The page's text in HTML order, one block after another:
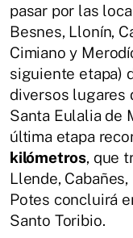
pasar por las
Besnes, Llonín,
Cimiano y
siguiente etapa)
diversos lugares
Santa Eulalia de
última etapa
kilómetros, que
Llende, Cabañes,
Potes concluirá
Santo Toribio.